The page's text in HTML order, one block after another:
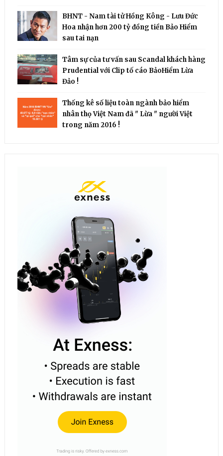
BHNT - Nam tài tử Hồng Kông - Lưu Đức
Hoa nhận hơn 200 tỷ đồng tiền Bảo Hiểm
sau tai nạn
Tâm sự của tư vấn sau Scandal khách hàng
Prudential với Clip tố cáo BảoHiểm Lừa
Đảo !
Thống kê số liệu toàn ngành bảo hiểm
nhân thọ Việt Nam đã " Lừa " người Việt
trong năm 2016 !